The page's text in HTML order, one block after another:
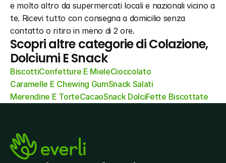
e molto altro da supermercati locali e nazionali vicino a
te. Ricevi tutto con consegna a domicilio senza
contatto o ritiro in meno di 2 ore.
Scopri altre categorie di Colazione,
Dolciumi E Snack
BiscottiConfetture E MieleCioccolato
Caramelle E Chewing GumSnack Salati
Merendine E TorteCacaoSnack DolciFette Biscottate